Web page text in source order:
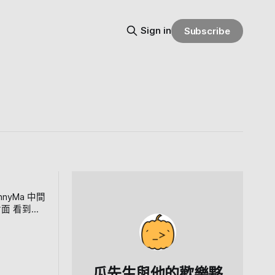
Sign in Subscribe